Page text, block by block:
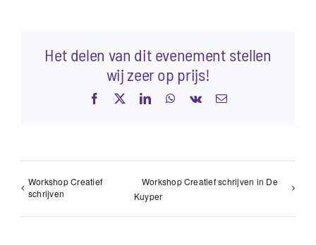
Het delen van dit evenement stellen
wij zeer op prijs!
Facebook LinkedInWhatsApp
Vk
E-
Workshop Creatief
schrijven
Workshop Creatief schrijven in De
Kuyper